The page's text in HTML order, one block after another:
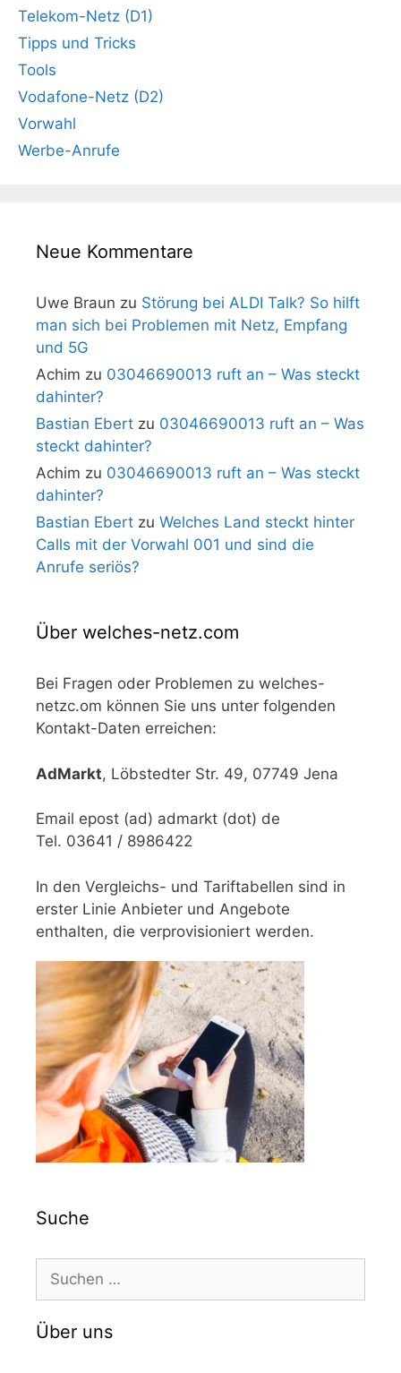
Telekom-Netz (D1)
Tipps und Tricks
Tools
Vodafone-Netz (D2)
Vorwahl
Werbe-Anrufe
Neue Kommentare
Uwe Braun zu Störung bei ALDI Talk? So hilft
man sich bei Problemen mit Netz, Empfang
und 5G
Achim zu 03046690013 ruft an – Was steckt
dahinter?
Bastian Ebert zu 03046690013 ruft an – Was
steckt dahinter?
Achim zu 03046690013 ruft an – Was steckt
dahinter?
Bastian Ebert zu Welches Land steckt hinter
Calls mit der Vorwahl 001 und sind die
Anrufe seriös?
Über welches-netz.com
Bei Fragen oder Problemen zu welches-
netzc.om können Sie uns unter folgenden
Kontakt-Daten erreichen:
AdMarkt, Löbstedter Str. 49, 07749 Jena
Email epost (ad) admarkt (dot) de
Tel. 03641 / 8986422
In den Vergleichs- und Tariftabellen sind in
erster Linie Anbieter und Angebote
enthalten, die verprovisioniert werden.
Suche
nach:
Über uns